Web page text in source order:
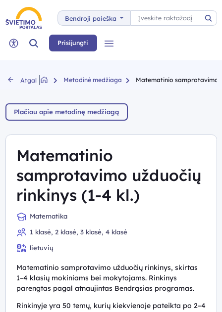
Bendroji paieška
Paieška
Neįgaliųjų rėžimas
Paieška Prisijungti
Atgal Metodinė medžiaga Matematinio samprotavimo
Plačiau apie metodinę medžiagą
Matematinio
samprotavimo užduočių
rinkinys (1-4 kl.)
Matematika
1 klasė, 2 klasė, 3 klasė, 4 klasė
lietuvių
Matematinio samprotavimo užduočių rinkinys, skirtas
1–4 klasių mokiniams bei mokytojams. Rinkinys
parengtas pagal atnaujintas Bendrąsias programas.
Rinkinyje yra 50 temų, kurių kiekvienoje pateikta po 2–4